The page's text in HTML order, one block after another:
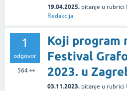
19.04.2025. pitanje u rubrici
Redakcija
1
odgovor
564👀
Koji program
Festival
2023. u
03.11.2023. pitanje u rubrici